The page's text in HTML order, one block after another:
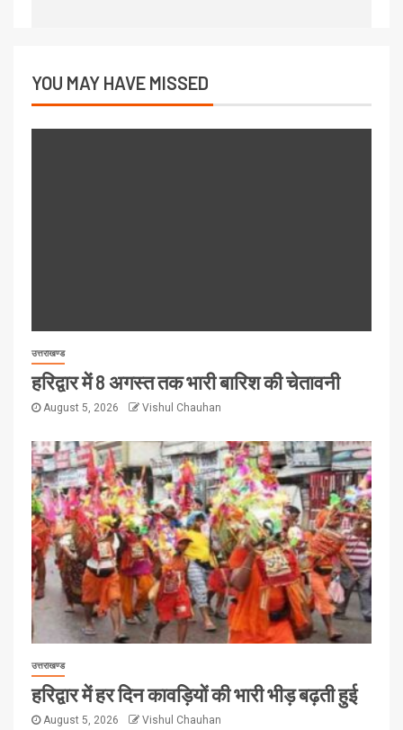
YOU MAY HAVE MISSED
उत्तराखण्ड
हरिद्वार में 8 अगस्त तक भारी बारिश की चेतावनी
August 5, 2026 Vishul Chauhan
उत्तराखण्ड
हरिद्वार में हर दिन कावड़ियों की भारी भीड़ बढ़ती हुई
August 5, 2026 Vishul Chauhan